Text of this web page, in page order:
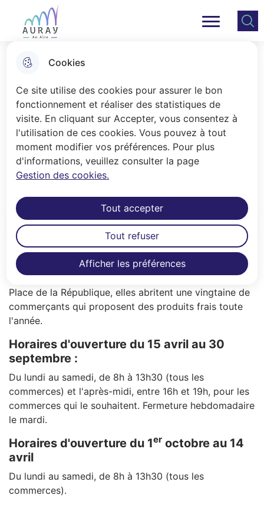
Cookies
Ce site utilise des cookies pour assurer le bon
fonctionnement et réaliser des statistiques de
visite. En cliquant sur Accepter, vous consentez à
l'utilisation de ces cookies. Vous pouvez à tout
moment modifier vos préférences. Pour plus
d'informations, veuillez consulter la page
Gestion des cookies.
Afficher les préférences
Tout accepter
Tout refuser
Aller
au
menu
Consulter
le plan
Ville Auray Menu principal
Accueil
Halles et marchés animent Auray tout
au long de la semaine.
Sommaire
Les Halles
Place de la République, elles abritent une vingtaine de
commerçants qui proposent des produits frais toute
l'année.
Horaires d'ouverture du 15 avril au 30
septembre :
Du lundi au samedi, de 8h à 13h30 (tous les
commerces) et l'après-midi, entre 16h et 19h, pour les
commerces qui le souhaitent. Fermeture hebdomadaire
le mardi.
Horaires d'ouverture du 1er octobre au 14
avril
Du lundi au samedi, de 8h à 13h30 (tous les
commerces).